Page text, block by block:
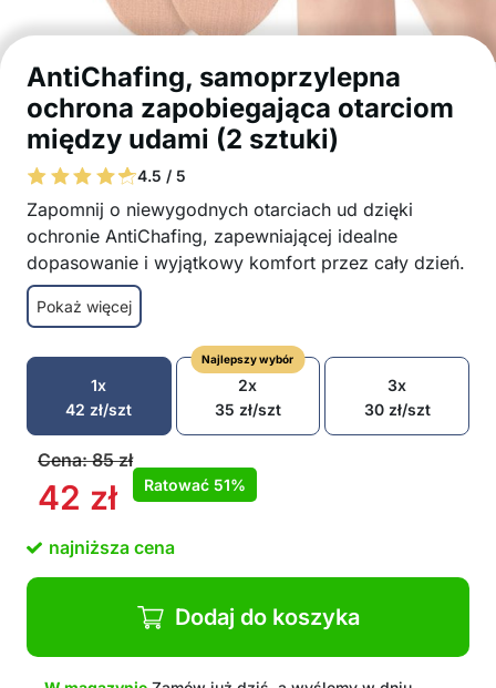
AntiChafing, samoprzylepna
ochrona zapobiegająca otarciom
między udami (2 sztuki)
4.5 / 5
Zapomnij o niewygodnych otarciach ud dzięki
ochronie AntiChafing, zapewniającej idealne
dopasowanie i wyjątkowy komfort przez cały dzień.
Wielokrotnego użytku
Łatwe do założenia dzięki przyjaznemu dla
skóry samoprzylepnemu projektowi
Wykonane w 95% z bawełny i 5% spandexu dla
naturalnej miękkości i elastyczności
Niewidoczne pod ubraniem dzięki miękkiemu
kolorowi skóry
Zaprojektowane dla łatwego noszenia i
trwałości
bieżącą wodą
Przyjemne dla skóry, nie powodują podrażnień
ani dyskomfortu
W opakowaniu: 2x ochrona przed otarciami ud
Pokaż więcej
1x
42 zł/szt
Najlepszy wybór
2x
35 zł/szt
3x
30 zł/szt
Cena:85zł
42 zł Ratować 51%
najniższa cena
Dodaj do koszyka